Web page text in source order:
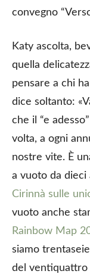
convegno
Katy ascolta,
quella
pensare a chi
dice soltanto:
che il “e
volta, a ogni
nostre vite. È
a vuoto da dieci
Cirinnà sulle
vuoto anche
Rainbow Map
siamo
del ventiquattro